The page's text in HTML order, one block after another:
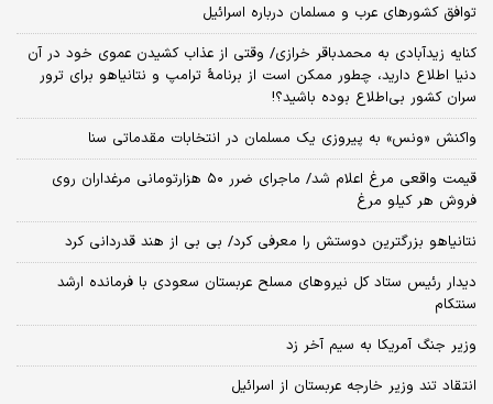
توافق کشورهای عرب و مسلمان درباره اسرائیل
کنایه زیدآبادی به محمدباقر خرازی/ وقتی از عذاب کشیدن عموی خود در آن
دنیا اطلاع دارید، چطور ممکن است از برنامهٔ ترامپ و نتانیاهو برای ترور
سران کشور بی‌اطلاع بوده باشید؟!
واکنش «ونس» به پیروزی یک مسلمان در انتخابات مقدماتی سنا
قیمت واقعی مرغ اعلام شد/ ماجرای ضرر ۵۰ هزارتومانی مرغداران روی
فروش هر کیلو مرغ
نتانیاهو بزرگترین دوستش را معرفی کرد/ بی بی از هند قدردانی کرد
دیدار رئیس ستاد کل نیروهای مسلح عربستان سعودی با فرمانده ارشد
سنتکام
وزیر جنگ آمریکا به سیم آخر زد
انتقاد تند وزیر خارجه عربستان از اسرائیل